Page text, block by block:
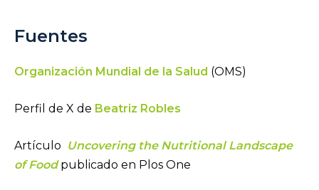
Fuentes
Organización Mundial de la Salud (OMS)
Perfil de X de Beatriz Robles
Artículo Uncovering the Nutritional Landscape
of Food publicado en Plos One